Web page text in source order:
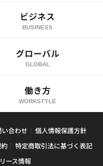
ビジネス
BUSINESS
グローバル
GLOBAL
働き方
WORKSTYLE
合わせ
個人情報保護方針
特定商取引法に基づく表記
ース情報